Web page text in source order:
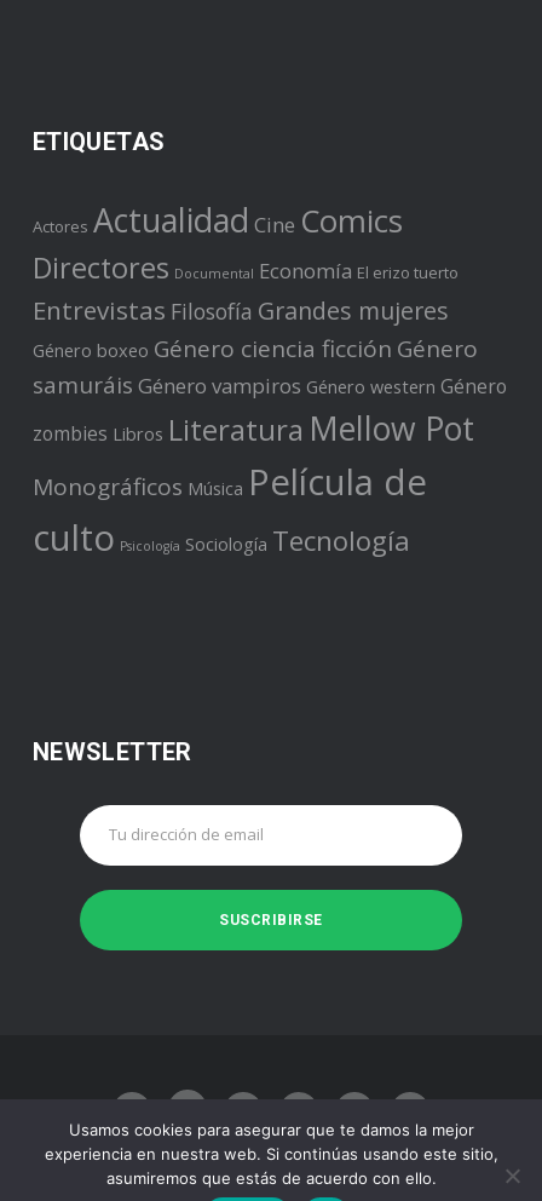
ETIQUETAS
Actores Actualidad Cine Comics
Directores Documental Economía El erizo tuerto
Entrevistas Filosofía Grandes mujeres
Género boxeo Género ciencia ficción Género
samuráis Género vampiros Género western Género
zombies Libros Literatura Mellow Pot
Monográficos Música Película de
culto Psicología Sociología Tecnología
NEWSLETTER
Made with byJuan José Baeza
Usamos cookies para asegurar que te damos la mejor
experiencia en nuestra web. Si continúas usando este sitio,
asumiremos que estás de acuerdo con ello.